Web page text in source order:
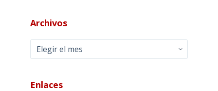
Archivos
Archivos
Enlaces